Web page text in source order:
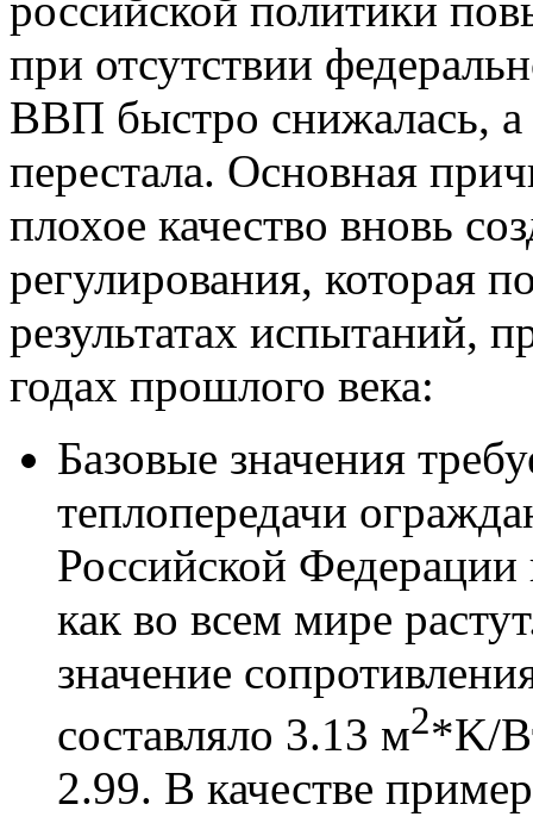
при отсутствии
ВВП быстро снижалась, а
перестала. Основная
плохое качество вновь
регулирования, которая
результатах испытаний,
годах прошлого века:
Базовые значения
теплопередачи
Российской
как во всем мире
значение
составляло 3.13 м2*K/
2.99. В качестве